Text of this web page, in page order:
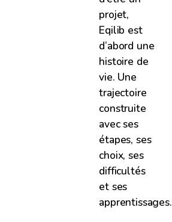
projet,
Eqilib est
d’abord une
histoire de
vie. Une
trajectoire
construite
avec ses
étapes, ses
choix, ses
difficultés
et ses
apprentissages.